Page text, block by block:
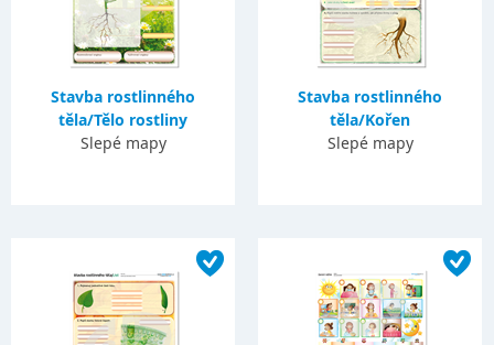
Stavba rostlinného
těla/Tělo rostliny
Slepé mapy
Stavba rostlinného
těla/Kořen
Slepé mapy